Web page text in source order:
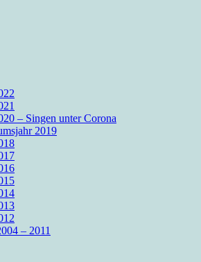
– Singen unter Corona
2019
– 2011